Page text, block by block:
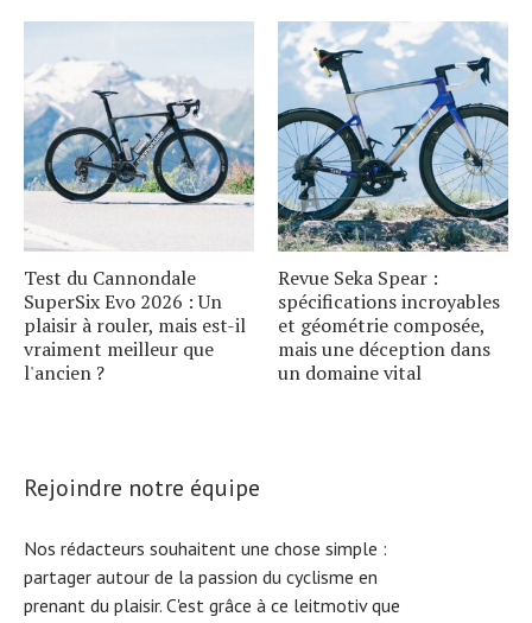
Test du Cannondale
SuperSix Evo 2026 : Un
plaisir à rouler, mais est-il
vraiment meilleur que
l'ancien ?
Revue Seka Spear :
spécifications incroyables
et géométrie composée,
mais une déception dans
un domaine vital
Rejoindre notre équipe
Nos rédacteurs souhaitent une chose simple :
partager autour de la passion du cyclisme en
prenant du plaisir. C'est grâce à ce leitmotiv que